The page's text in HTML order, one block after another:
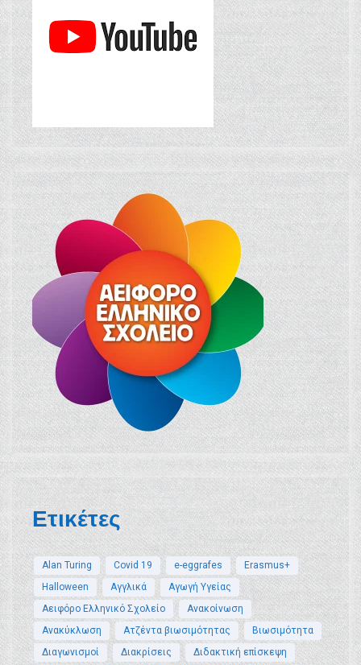
Ετικέτες
Alan Turing Covid 19 e-eggrafes
Erasmus+
Halloween
Αγγλικά
Αγωγή Υγείας
Αειφόρο Ελληνικό Σχολείο
Ανακοίνωση
Ανακύκλωση
Ατζέντα βιωσιμότητας
Βιωσιμότητα
Διαγωνισμοί
Διακρίσεις
Διδακτική επίσκεψη